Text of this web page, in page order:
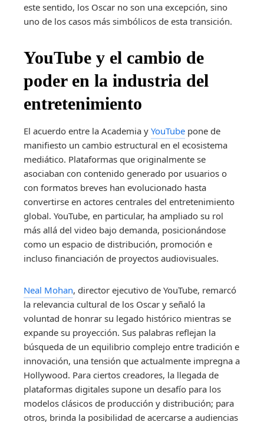
este sentido, los Oscar no son una excepción, sino
uno de los casos más simbólicos de esta transición.
YouTube y el cambio de
poder en la industria del
entretenimiento
El acuerdo entre la Academia y YouTube pone de
manifiesto un cambio estructural en el ecosistema
mediático. Plataformas que originalmente se
asociaban con contenido generado por usuarios o
con formatos breves han evolucionado hasta
convertirse en actores centrales del entretenimiento
global. YouTube, en particular, ha ampliado su rol
más allá del video bajo demanda, posicionándose
como un espacio de distribución, promoción e
incluso financiación de proyectos audiovisuales.
Neal Mohan, director ejecutivo de YouTube, remarcó
la relevancia cultural de los Oscar y señaló la
voluntad de honrar su legado histórico mientras se
expande su proyección. Sus palabras reflejan la
búsqueda de un equilibrio complejo entre tradición e
innovación, una tensión que actualmente impregna a
Hollywood. Para ciertos creadores, la llegada de
plataformas digitales supone un desafío para los
modelos clásicos de producción y distribución; para
otros, brinda la posibilidad de acercarse a audiencias